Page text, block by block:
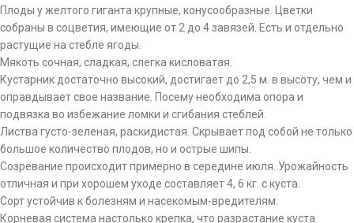
Плоды у желтого гиганта крупные, конусообразные. Цветки
собраны в соцветия, имеющие от 2 до 4 завязей. Есть и отдельно
растущие на стебле ягоды.
Мякоть сочная, сладкая, слегка кисловатая.
Кустарник достаточно высокий, достигает до 2,5 м. в высоту, чем и
оправдывает свое название. Посему необходима опора и
подвязка во избежание ломки и сгибания стеблей.
Листва густо-зеленая, раскидистая. Скрывает под собой не только
большое количество плодов, но и острые шипы.
Созревание происходит примерно в середине июля. Урожайность
отличная и при хорошем уходе составляет 4, 6 кг. с куста.
Сорт устойчив к болезням и насекомым-вредителям.
Корневая система настолько крепка, что разрастание куста